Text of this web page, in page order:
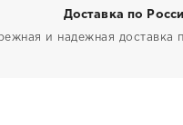
Доставка по
и надежная доставка